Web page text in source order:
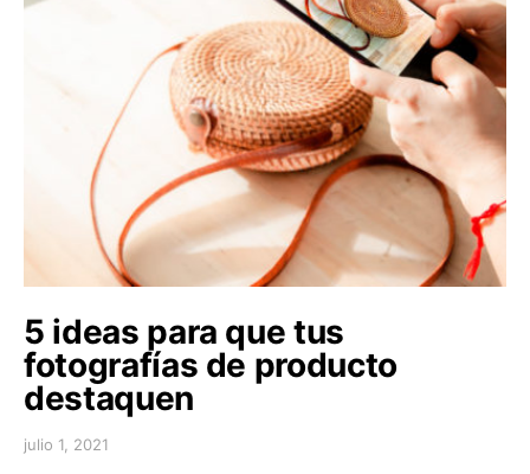
5 ideas para que tus
fotografías de producto
destaquen
julio 1, 2021